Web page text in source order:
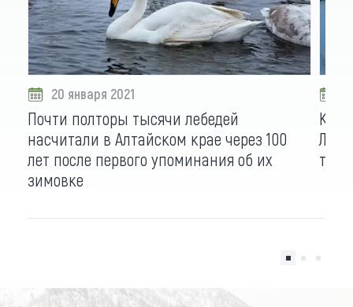
20 января 2021
Почти полторы тысячи лебедей
насчитали в Алтайском крае через 100
лет после первого упоминания об их
зимовке
К
тыс.